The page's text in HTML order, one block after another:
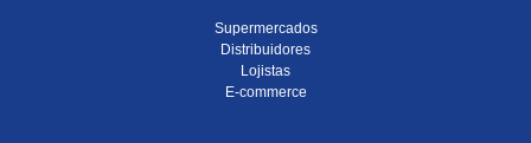
Supermercados
Distribuidores
Lojistas
E-commerce